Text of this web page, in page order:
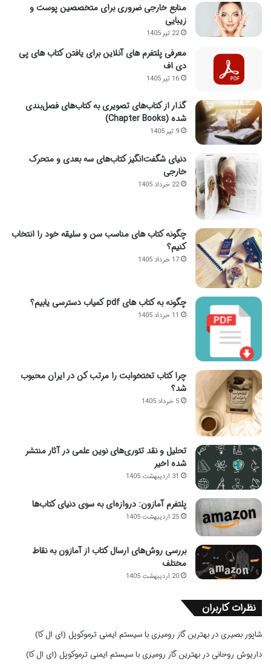
منابع خارجی ضروری برای متخصصین پوست و
زیبایی
22 تیر 1405
معرفی پلتفرم های آنلاین برای یافتن کتاب های پی
دی اف
16 تیر 1405
گذار از کتاب‌های تصویری به کتاب‌های فصل‌بندی
شده (Chapter Books)
9 تیر 1405
دنیای شگفت‌انگیز کتاب‌های سه بعدی و متحرک
خارجی
22 خرداد 1405
چگونه کتاب های مناسب سن و سلیقه خود را انتخاب
کنیم؟
17 خرداد 1405
چگونه به کتاب های pdf کمیاب دسترسی یابیم؟
11 خرداد 1405
چرا کتاب تختخوابت را مرتب کن در ایران محبوب
شد؟
5 خرداد 1405
تحلیل و نقد تئوری‌های نوین علمی در آثار منتشر
شده اخیر
31 اردیبهشت 1405
پلتفرم آمازون: دروازه‌ای به سوی دنیای کتاب‌ها
25 اردیبهشت 1405
بررسی روش‌های ارسال کتاب از آمازون به نقاط
مختلف
20 اردیبهشت 1405
نظرات کاربران
شاپور بصیریدربهترین گاز رومیزی با سیستم ایمنی ترموکوپل (ای ال کا)
داریوش روحانی دربهترین گاز رومیزی با سیستم ایمنی ترموکوپل (ای ال کا)